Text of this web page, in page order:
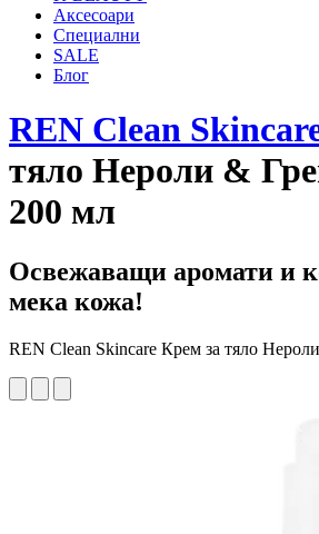
Аксесоари
Специални
SALE
Блог
REN Clean
тяло Нероли &
200 мл
Освежаващи аромати и
мека кожа!
REN Clean Skincare Крем за тяло